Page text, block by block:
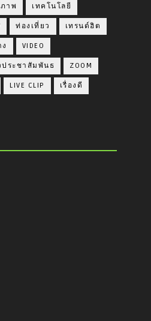
าพ เทคโนโลยี
ท่องเที่ยว เทรนด์ฮิต
VIDEO
ประชาสัมพันธ ZOOM
LIVE CLIP เรื่องดี